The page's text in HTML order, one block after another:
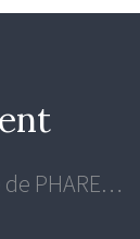
PHARE…